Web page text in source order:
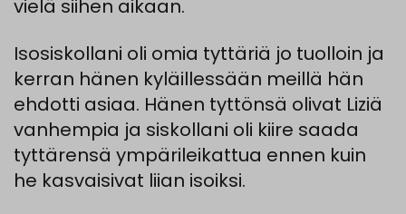
vielä siihen aikaan.
Isosiskollani oli omia tyttäriä jo tuolloin ja
kerran hänen kyläillessään meillä hän
ehdotti asiaa. Hänen tyttönsä olivat Liziä
vanhempia ja siskollani oli kiire saada
tyttärensä ympärileikattua ennen kuin
he kasvaisivat liian isoiksi.